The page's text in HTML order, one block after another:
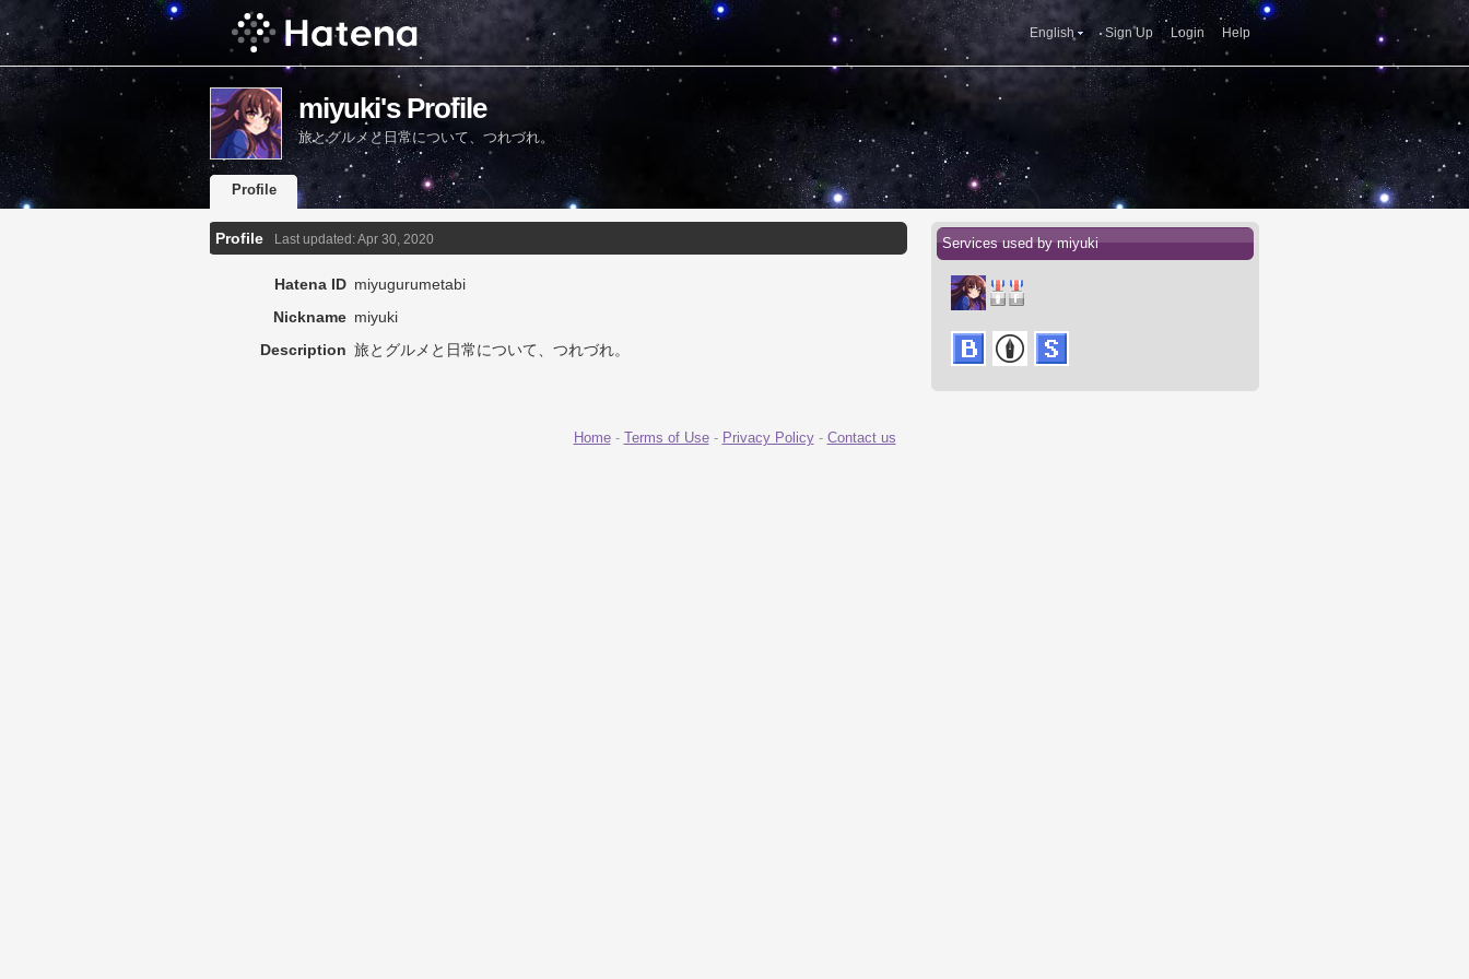
English Sign Up Login Help
miyuki's Profile
旅とグルメと日常について、つれづれ。
Profile
Profile Last updated:Apr 30, 2020
Hatena ID miyugurumetabi
Nickname miyuki
Description 旅とグルメと日常について、つれづれ。
Services used by miyuki
Home- Terms of Use- Privacy Policy- Contact us